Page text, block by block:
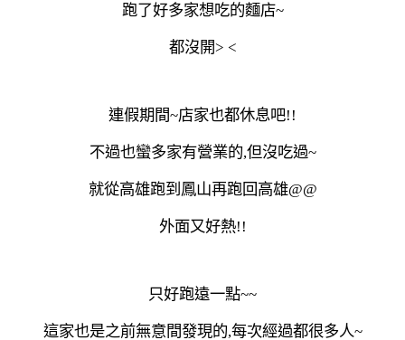
跑了好多家想吃的麵店~
都沒開> <
連假期間~店家也都休息吧!!
不過也蠻多家有營業的,但沒吃過~
就從高雄跑到鳳山再跑回高雄@@
外面又好熱!!
只好跑遠一點~~
這家也是之前無意間發現的,每次經過都很多人~